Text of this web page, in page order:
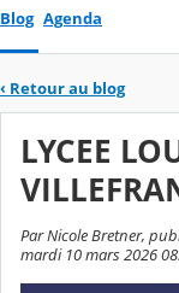
Blog Agenda
‹ Retour au blog
LYCEE
Par Nicole Bretner,
mardi 10 mars 2026